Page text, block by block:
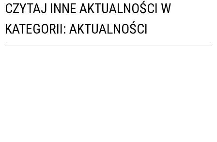
CZYTAJ INNE AKTUALNOŚCI W
KATEGORII: AKTUALNOŚCI